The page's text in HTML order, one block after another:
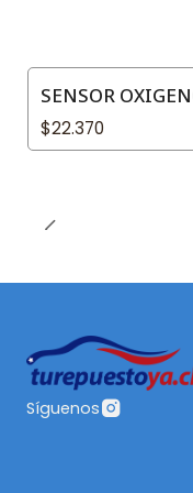
SENSOR
$22.370
Síguenos